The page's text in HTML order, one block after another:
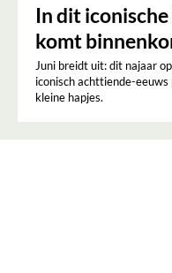
In dit
komt
Juni breidt uit: dit najaar
iconisch achttiende-eeuws
kleine hapjes.